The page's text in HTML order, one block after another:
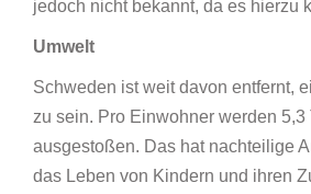
jedoch nicht bekannt, da es hierzu
Umwelt
Schweden ist weit davon entfernt,
zu sein. Pro Einwohner werden 5,3
ausgestoßen. Das hat nachteilige
das Leben von Kindern und ihren